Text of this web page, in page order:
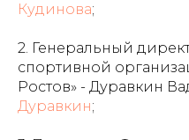
Кудинова;
2. Генеральный
спортивной
Ростов» - Дуравкин
Дуравкин;